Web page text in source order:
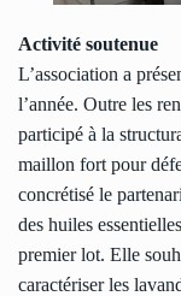
Activité soutenue
L’association a
l’année. Outre les
participé à la
maillon fort pour
concrétisé le
des huiles
premier lot. Elle
caractériser les